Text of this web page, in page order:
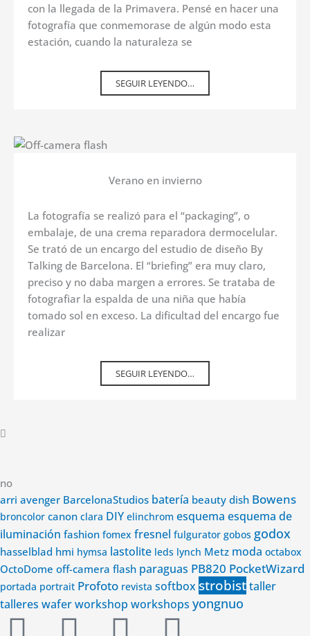
con la llegada de la Primavera. Pensé en hacer una
fotografía que conmemorase de algún modo esta
estación, cuando la naturaleza se
SEGUIR LEYENDO…
Verano en invierno
La fotografía se realizó para el “packaging”, o
embalaje, de una crema reparadora dermocelular.
Se trató de un encargo del estudio de diseño By
Talking de Barcelona. El “briefing” era muy claro,
preciso y no daba margen a errores. Se trataba de
fotografiar la espalda de una niña que había
tomado sol en exceso. La dificultad del encargo fue
realizar
SEGUIR LEYENDO…
no
arri avenger BarcelonaStudios batería beauty dish Bowens
broncolor canon clara DIY elinchrom esquema esquema de
iluminación fashion fomex fresnel fulgurator gobos godox
hasselblad hmi hymsa lastolite leds lynch Metz moda octabox
OctoDome off-camera flash paraguas PB820 PocketWizard
portada portrait Profoto revista softbox strobisttaller
talleres waferworkshop workshops yongnuo